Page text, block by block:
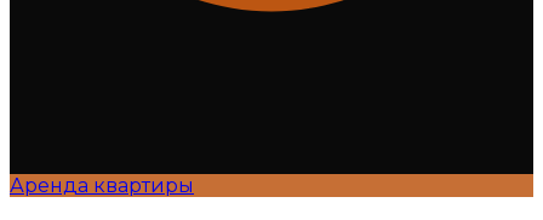
Аренда квартиры